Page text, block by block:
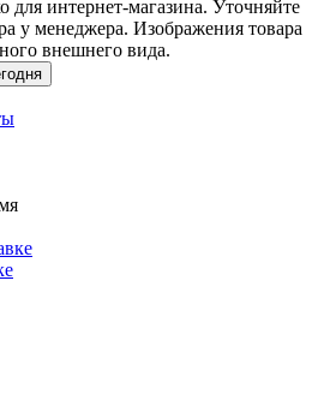
для интернет-магазина. Уточняйте
у менеджера. Изображения товара
внешнего вида.